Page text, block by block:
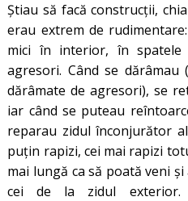
Știau să facă construcții,
erau extrem de
mici în interior, în spatele
agresori. Când se
dărâmate de agresori), se
iar când se puteau
reparau zidul înconjurător
puțin rapizi, cei mai rapizi
mai lungă ca să poată veni
cei de la zidul exterior.